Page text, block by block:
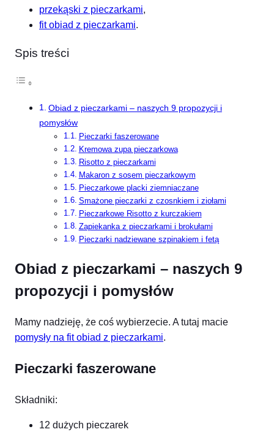
przekąski z pieczarkami,
fit obiad z pieczarkami.
Spis treści
Obiad z pieczarkami – naszych 9 propozycji i
pomysłów
Pieczarki faszerowane
Kremowa zupa pieczarkowa
Risotto z pieczarkami
Makaron z sosem pieczarkowym
Pieczarkowe placki ziemniaczane
Smażone pieczarki z czosnkiem i ziołami
Pieczarkowe Risotto z kurczakiem
Zapiekanka z pieczarkami i brokułami
Pieczarki nadziewane szpinakiem i fetą
Obiad z pieczarkami – naszych 9
propozycji i pomysłów
Mamy nadzieję, że coś wybierzecie. A tutaj macie
pomysły na fit obiad z pieczarkami.
Pieczarki faszerowane
Składniki:
12 dużych pieczarek